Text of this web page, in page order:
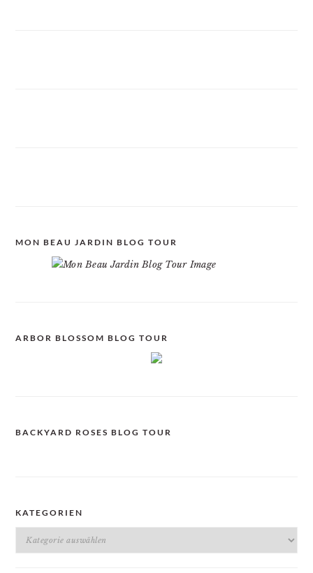
MON BEAU JARDIN BLOG TOUR
ARBOR BLOSSOM BLOG TOUR
BACKYARD ROSES BLOG TOUR
KATEGORIEN
Kategorien